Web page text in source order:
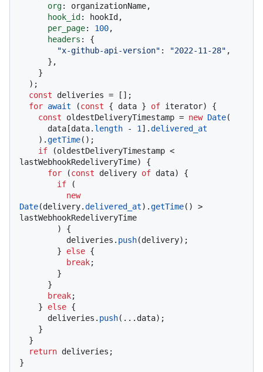
org: organizationName,
hook_id : hookId,
per_page: 100,
headers : {
"x-github-api-version" : "2022-11-28" ,
const deliveries = [];
for await (const { data } of iterator) {
const oldestDeliveryTimestamp = new Date(
      data[data.
length - 1 ].delivered_at
    ).
getTime();
if (oldestDeliveryTimestamp <
lastWebhookRedeliveryTime) {
for (const delivery of data) {
if (
new
Date(delivery.delivered_at).getTime() >
lastWebhookRedeliveryTime
          deliveries.
push(delivery);
        }
else {
break;
break;
    }
else {
      deliveries.
push(...data);
return deliveries;
}